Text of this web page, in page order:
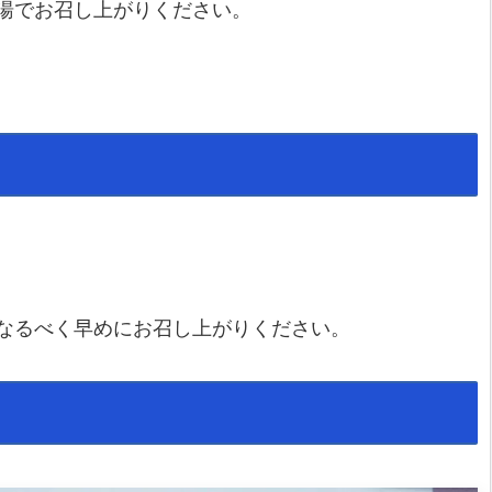
お召し上がりください。
べく早めにお召し上がりください。